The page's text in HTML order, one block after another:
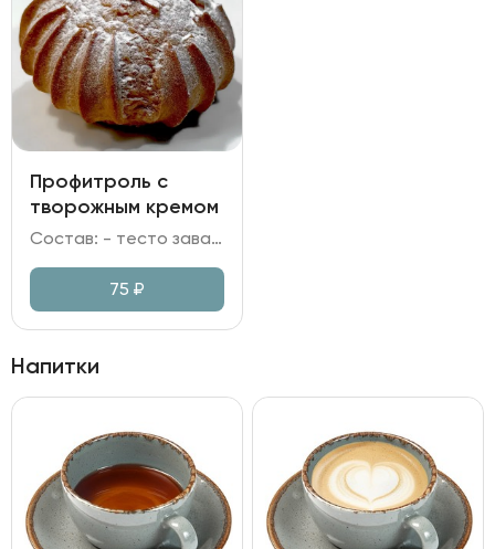
Профитроль с
творожным кремом
Состав: - тесто заварное; - крем на сливках и творожном сыре; - сахарная пудра.
75 ₽
Напитки